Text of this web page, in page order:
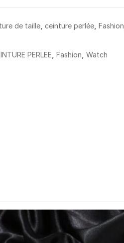
de taille, ceinture perlée, Fashion
PERLEE, Fashion, Watch